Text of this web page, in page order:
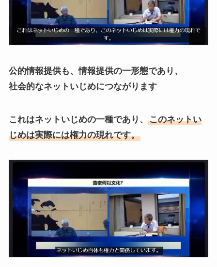
公的情報提供も、情報提供の一形態であり、
社会的なネットいじめにつながります
これはネットいじめの一種であり、 このネットい
じめは実際には権力の現れです。